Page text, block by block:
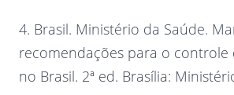
4. Brasil. Ministério da Saúde.
recomendações para o controle
no Brasil. 2ª ed. Brasília: